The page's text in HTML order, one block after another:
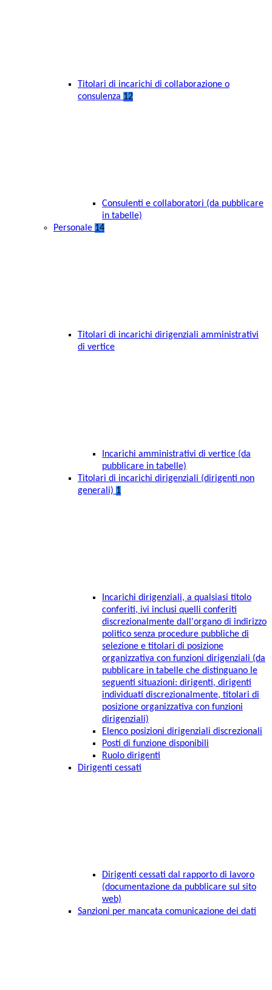
Titolari di incarichi di collaborazione o
consulenza 12
Consulenti e collaboratori (da pubblicare
in tabelle)
Personale 14
Titolari di incarichi dirigenziali amministrativi
di vertice
Incarichi amministrativi di vertice (da
pubblicare in tabelle)
Titolari di incarichi dirigenziali (dirigenti non
generali) 1
Incarichi dirigenziali, a qualsiasi titolo
conferiti, ivi inclusi quelli conferiti
discrezionalmente dall'organo di indirizzo
politico senza procedure pubbliche di
selezione e titolari di posizione
organizzativa con funzioni dirigenziali (da
pubblicare in tabelle che distinguano le
seguenti situazioni: dirigenti, dirigenti
individuati discrezionalmente, titolari di
posizione organizzativa con funzioni
dirigenziali)
Elenco posizioni dirigenziali discrezionali
Posti di funzione disponibili
Ruolo dirigenti
Dirigenti cessati
Dirigenti cessati dal rapporto di lavoro
(documentazione da pubblicare sul sito
web)
Sanzioni per mancata comunicazione dei dati